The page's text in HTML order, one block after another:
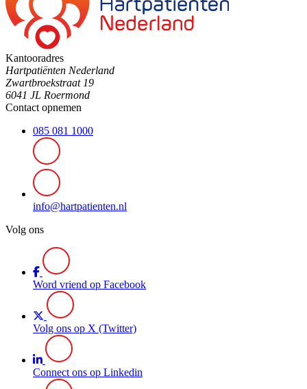
Kantooradres
Hartpatiënten Nederland
Zwartbroekstraat 19
6041 JL Roermond
Contact opnemen
085 081 1000
info@hartpatienten.nl
Volg ons
Word vriend op Facebook
Volg ons op X (Twitter)
Connect ons op Linkedin